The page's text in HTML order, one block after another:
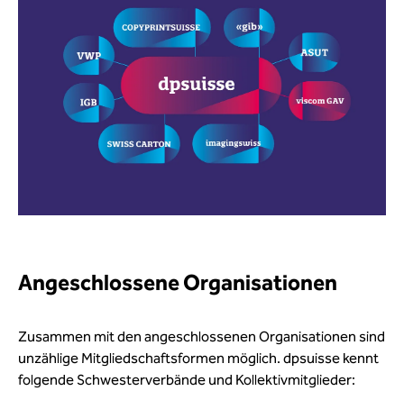
Angeschlossene Organisationen
Zusammen mit den angeschlossenen Organisationen sind
unzählige Mitgliedschaftsformen möglich. dpsuisse kennt
folgende Schwesterverbände und Kollektivmitglieder: